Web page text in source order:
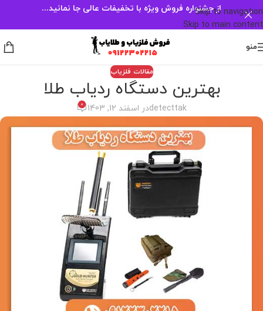
Skip to navigation
Skip to main content
از جشنواره فروش ویژه با تخفیفات عالی جا نمانید...
منو
مقالات فلزیاب
بهترین دستگاه ردیاب طلا
detecttakدر اسفند 12, 1403 0